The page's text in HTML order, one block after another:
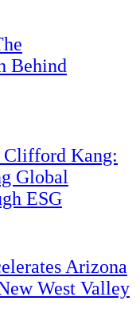
Behind
Kang:
Global
ESG
Arizona
West Valley